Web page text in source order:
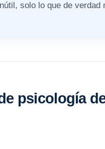
solo lo que de verdad
psicología